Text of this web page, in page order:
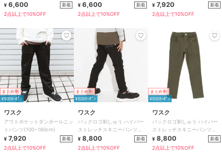
¥ 6,600 新着
2点以上で10%OFF
¥ 6,600 新着
2点以上で10%OFF
¥ 7,920 新着
2点以上で10%OFF
まとめ割
¥500ｸｰﾎﾟﾝ
ワスク
アウトポケットダンボールニッ
トパンツ(100~160cm)
¥ 7,920 新着
2点以上で10%OFF
まとめ割
¥500ｸｰﾎﾟﾝ
ワスク
バックロゴ刺しゅう ハイパー
ストレッチスキニーパンツ
(100~160cm)
¥ 8,800 新着
2点以上で10%OFF
まとめ割
¥500ｸｰﾎﾟﾝ
ワスク
バックロゴ刺しゅう ハイパー
ストレッチスキニーパンツ
(100~160cm)
¥ 8,800 新着
2点以上で10%OFF